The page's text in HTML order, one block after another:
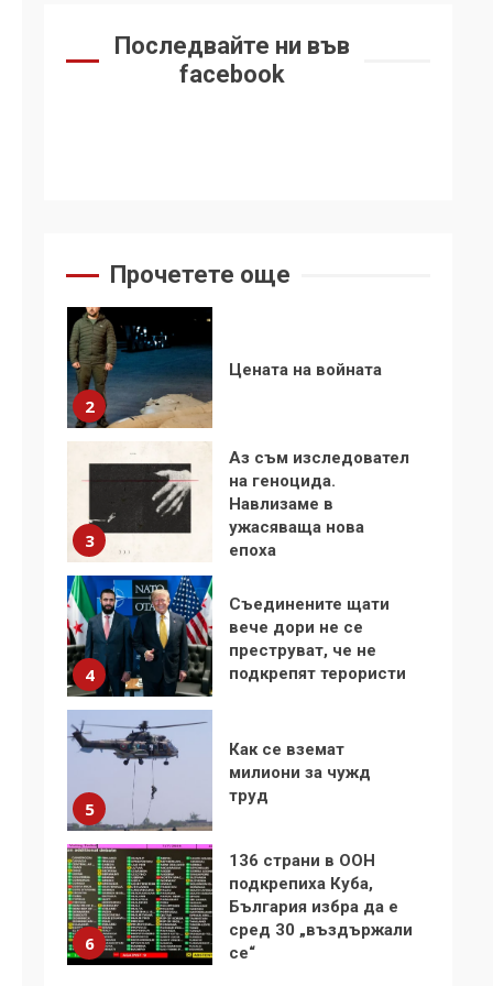
Последвайте ни във
facebook
Прочетете още
Удължаването на
1
стъпки от 1972 г.
2
Цената на войната
3
Аз съм изследовател
на геноцида.
Навлизаме в
ужасяваща нова
епоха
4
Съединените щати
вече дори не се
преструват, че не
подкрепят терористи
5
Как се вземат
милиони за чужд
труд
6
136 страни в ООН
подкрепиха Куба,
България избра да е
сред 30 „въздържали
се“